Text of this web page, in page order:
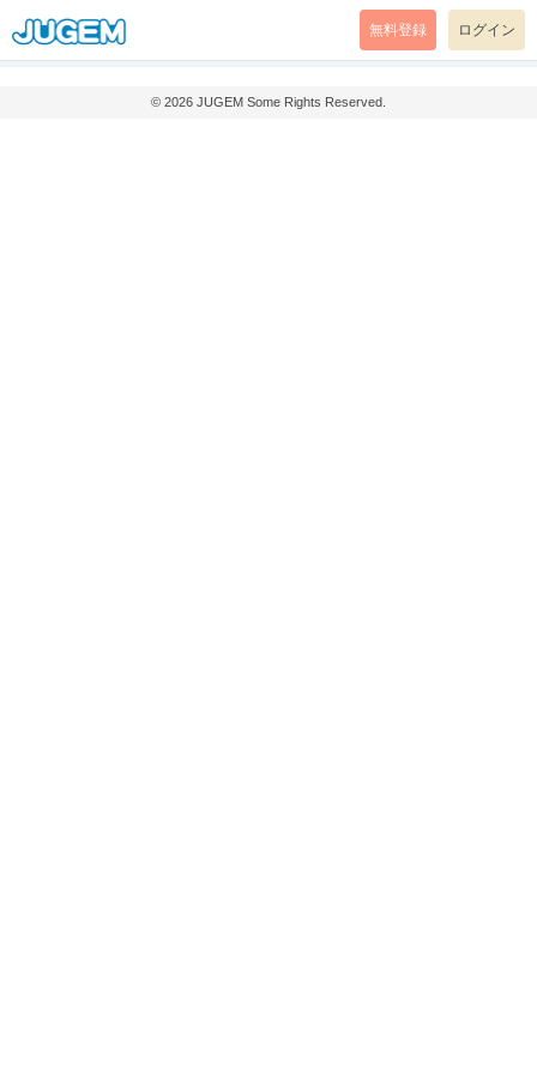
無料登録 ログイン
© 2026 JUGEM Some Rights Reserved.